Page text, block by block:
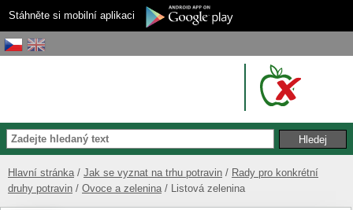
Stáhněte si mobilní aplikaci
Hlavní stránka Jak se vyznat na trhu potravin
Rady pro konkrétní
druhy potravin
Ovoce a zelenina Listová zelenina